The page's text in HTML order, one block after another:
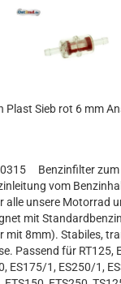
Plast Sieb rot 6 mm
Benzinfilter zum
vom
alle unsere Motorrad
mit
mit 8mm). Stabiles,
Passend für RT125,
ES175/1, ES250/1,